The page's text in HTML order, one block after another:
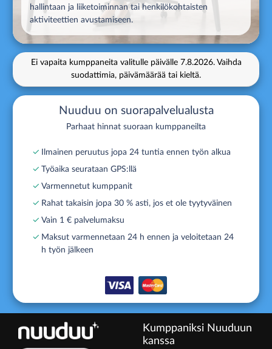
hallintaan ja liiketoiminnan tai henkilökohtaisten
aktiviteettien avustamiseen.
Ei vapaita kumppaneita valitulle päivälle7.8.2026. Vaihda
suodattimia, päivämäärää tai kieltä.
Nuuduu on suorapalvelualusta
Parhaat hinnat suoraan kumppaneilta
✓
Ilmainen peruutus jopa 24 tuntia ennen työn alkua
✓ Työaika seurataan GPS:llä
✓ Varmennetut kumppanit
✓ Rahat takaisin jopa 30 % asti, jos et ole tyytyväinen
✓ Vain 1 € palvelumaksu
✓ Maksut varmennetaan 24 h ennen ja veloitetaan 24
h työn jälkeen
Kumppaniksi Nuuduun
kanssa